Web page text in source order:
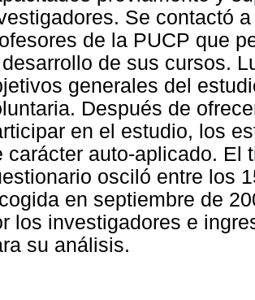
Se contactó
de la PUCP que
de sus cursos.
generales del
Después de
en el estudio, los
carácter auto-aplicado. El
osciló entre los
en septiembre de
los investigadores e
su análisis.